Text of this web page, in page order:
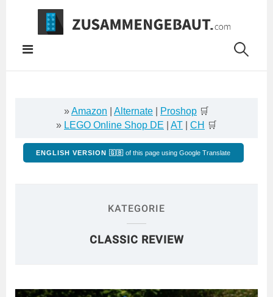
Springe
Inhalt
»Amazon Alternate Proshop 🛒
» LEGO Online Shop DE AT CH 🛒
ENGLISH VERSION 🇬🇧 of this page using Google Translate
KATEGORIE
CLASSIC REVIEW